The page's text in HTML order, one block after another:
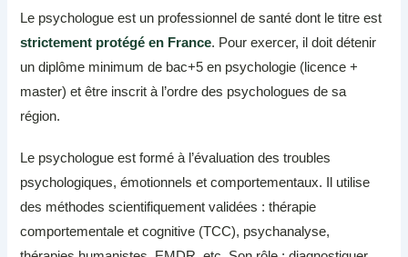
Le psychologue est un professionnel de santé dont le titre est
strictement protégé en France. Pour exercer, il doit détenir
un diplôme minimum de bac+5 en psychologie (licence +
master) et être inscrit à l’ordre des psychologues de sa
région.
Le psychologue est formé à l’évaluation des troubles
psychologiques, émotionnels et comportementaux. Il utilise
des méthodes scientifiquement validées : thérapie
comportementale et cognitive (TCC), psychanalyse,